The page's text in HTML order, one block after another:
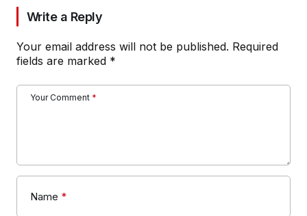
Write a Reply
Your email address will not be published. Required
fields are marked *
Your Comment *
Name *